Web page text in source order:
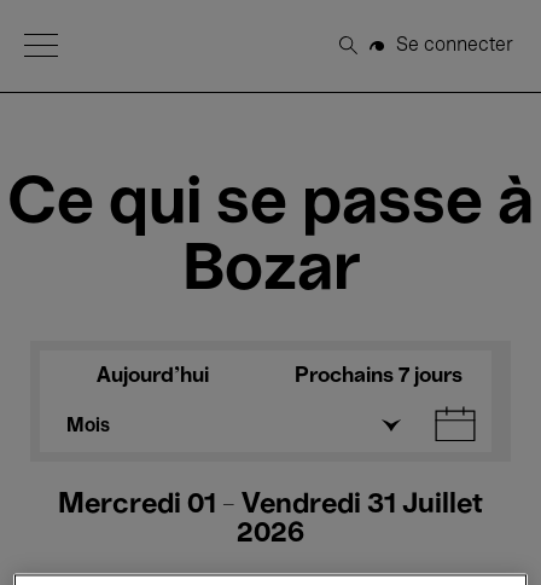
Open Menu
Rechercher
Se connecter
Ce qui se passe à
Bozar
Aujourd'hui Prochains 7 jours
Mois
Mercredi 01 - Vendredi 31 Juillet
2026